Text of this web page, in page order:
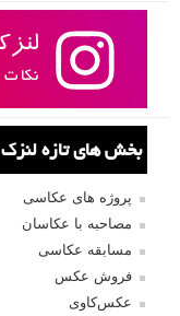
بخش های تازه لنزک
پروژه های عکاسی
مصاحبه با عکاسان
مسابقه عکاسی
فروش عکس
عکس‌کاوی